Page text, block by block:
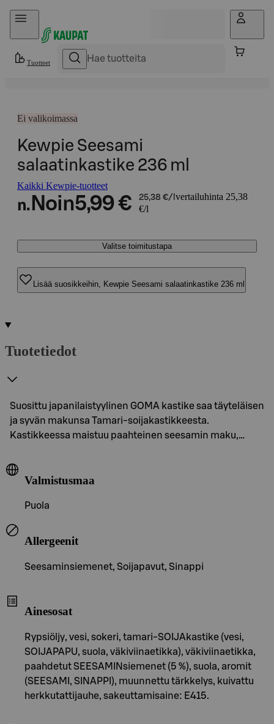
Hyppää sisältöön
Tuotteet
Ei valikoimassa
Kewpie Seesami
salaatinkastike 236 ml
Kaikki Kewpie-tuotteet
n. Noin5,99 € 25,38 €/l vertailuhinta 25,38
€/l
Valitse toimitustapa
Lisää suosikkeihin, Kewpie Seesami salaatinkastike 236 ml
Tuotetiedot
Suosittu japanilaistyylinen GOMA kastike saa täyteläisen
ja syvän makunsa Tamari-soijakastikkeesta.
Kastikkeessa maistuu paahteinen seesamin maku,…
Valmistusmaa
Puola
Allergeenit
Seesaminsiemenet, Soijapavut, Sinappi
Ainesosat
Rypsiöljy, vesi, sokeri, tamari-SOIJAkastike (vesi,
SOIJAPAPU, suola, väkiviinaetikka), väkiviinaetikka,
paahdetut SEESAMINsiemenet (5 %), suola, aromit
(SEESAMI, SINAPPI), muunnettu tärkkelys, kuivattu
herkkutattijauhe, sakeuttamisaine: E415.